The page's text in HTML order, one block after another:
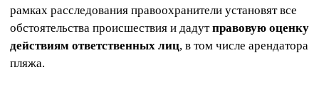
рамках расследования правоохранители установят все
обстоятельства происшествия и дадутправовую оценку
действиям ответственных лиц, в том числе арендатора
пляжа.